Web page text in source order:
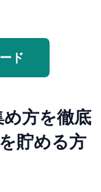
ド
方を徹底
貯める方